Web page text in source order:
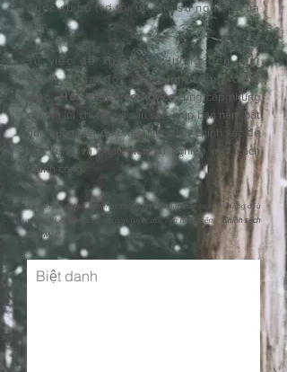
được sự hỗ trợ tối ưu cho sự nghiệp của
bạn.
Từ việc đề xuất tăng lương đến giải
quyết xung đột nảy sinh trong công
việc, HỏiVietCareerAdvicecung cấp những
câu trả lời chi tiết và sâu sắc, giúp bạn nắm bắt
tình huống và đưa ra quyết định chính xác để
xây dựng và phát triển sự nghiệp một cách
thành công.
Chúng tôi đặt sự bảo mật thông tin cá nhân của bạn lên hàng đầu
và cam kết đảm bảo an toàn tuyệt đối. Tìm hiểu thêm: " Chính sách
Bảo Mật"
Biệt danh